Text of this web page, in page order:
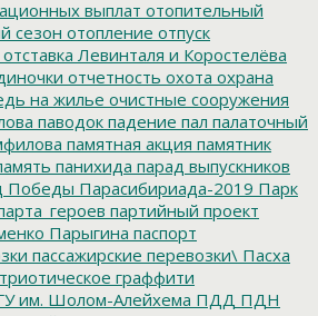
выплат отопительный
сезон отопление отпуск
отставка Левинталя и Коростелёва
отчетность охота охрана
на жилье очистные сооружения
паводок падение пал палаточный
памятная акция памятник
панихида парад выпускников
Победы Парасибириада-2019 Парк
партийный проект
Парыгина паспорт
пассажирские перевозки\ Пасха
граффити
им. Шолом-Алейхема ПДД ПДН